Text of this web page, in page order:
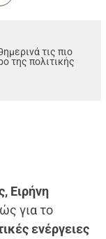
τις πιο
της πολιτικής
Ειρήνη
για το
ενέργειες